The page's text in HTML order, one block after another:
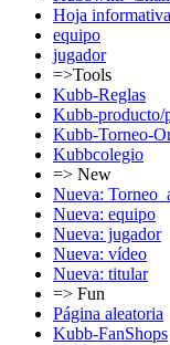
Hoja informativa
equipo
jugador
=>Tools
Kubb-Reglas
Kubb-producto/
Kubb-Torneo-
Kubbcolegio
=> New
Nueva:
Nueva: equipo
Nueva: jugador
Nueva: vídeo
Nueva: titular
=> Fun
Página aleatoria
Kubb-FanShops